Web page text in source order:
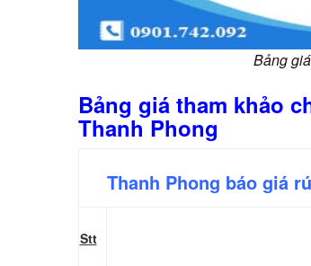
Bảng
Bảng giá tham khảo
Thanh Phong
Thanh Phong báo giá
Stt